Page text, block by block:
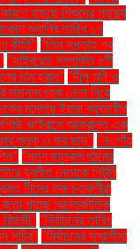
বাড়ছে শিশুদের স্বাস্থ্য
শুনানির তারিখ ১৭
কীর্তি" "তিন সপ্তাহ পর
"থাইরয়েড সম্পর্কিত ৫টি
দাম হ্রাস" "দীপু মনি ও
সমানসংখ্যক নেতা নিয়ে
মামলায় ইয়াবা ব্যবসায়ীর
ভাইরাসে আক্রান্ত এক
শুল্ক ও কর ছাড়" "নওগাঁয়
"নতুন ছাত্রসংগঠনের
যুবলীগ নেতাকে পিটুনি
চীনের তরুণ-তরুণীরা
জুতা পাচ্ছে আন্তর্জাতিক
রিজভী" "নির্বাচনের তারিখ
সচিব" "নির্বাচনের সময়সীমা